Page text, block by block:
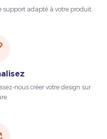
support adapté à votre produit.
nous créer votre design sur